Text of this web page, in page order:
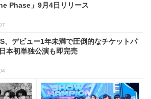
Phase」9月4日リリース
、デビュー1年未満で圧倒的なチケットパ
本初単独公演も即完売